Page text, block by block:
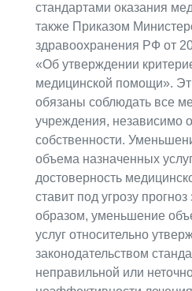
стандартами оказания
также Приказом
здравоохранения РФ от
«Об утверждении
медицинской помощи».
обязаны соблюдать все
учреждения, независимо
собственности.
объема назначенных
достоверность
ставит под угрозу
образом, уменьшение
услуг относительно
законодательством
неправильной или